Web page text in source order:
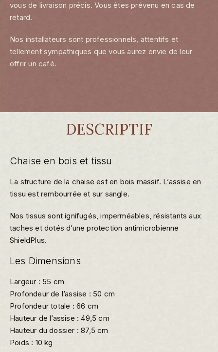
vous de livraison précis. Vous êtes prévenu en cas de
retard.
Nos installateurs sont professionnels, attentifs et
tellement sympathiques que vous aurez envie de leur
offrir un café.
DESCRIPTIF
Chaise en bois et tissu
La structure de la chaise est en bois massif. L’assise en
tissu est rembourrée et sur sangle.
Nos tissus sont ignifugés, imperméables, résistants aux
taches et dotés d’une protection antimicrobienne
ShieldPlus.
Les Dimensions
Largeur : 55 cm
Profondeur de l’assise : 50 cm
Profondeur totale : 66 cm
Hauteur de l’assise : 49,5 cm
Hauteur du dossier : 87,5 cm
Poids : 10 kg